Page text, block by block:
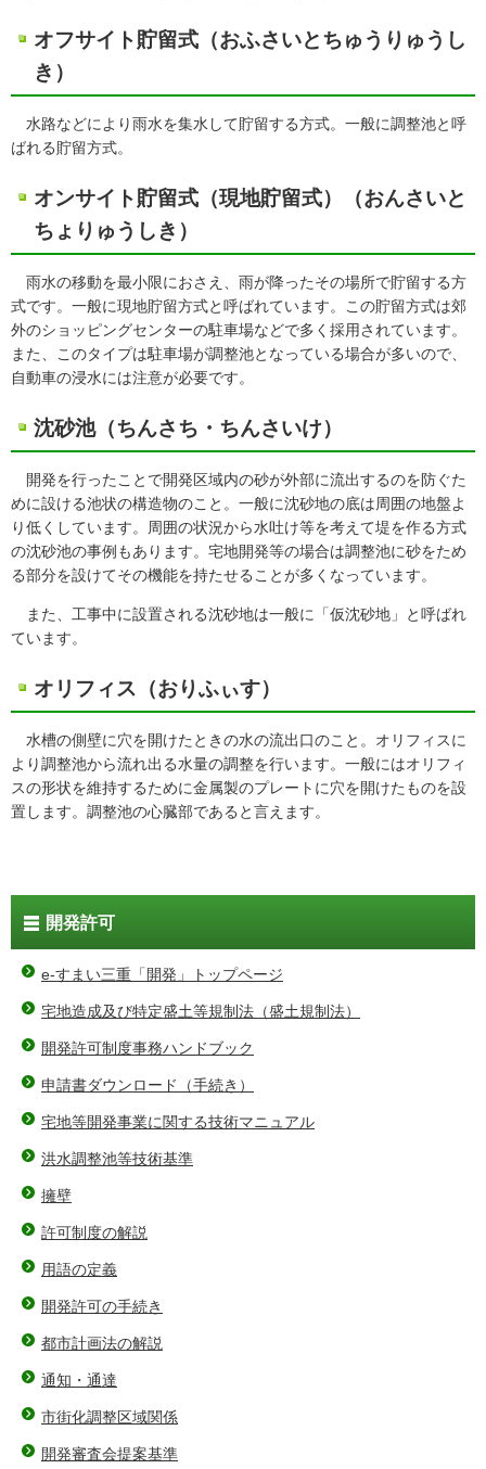
オフサイト貯留式（おふさいとちゅうりゅうし
き）
水路などにより雨水を集水して貯留する方式。一般に調整池と呼
ばれる貯留方式。
オンサイト貯留式（現地貯留式）（おんさいと
ちょりゅうしき）
雨水の移動を最小限におさえ、雨が降ったその場所で貯留する方
式です。一般に現地貯留方式と呼ばれています。この貯留方式は郊
外のショッピングセンターの駐車場などで多く採用されています。
また、このタイプは駐車場が調整池となっている場合が多いので、
自動車の浸水には注意が必要です。
沈砂池（ちんさち・ちんさいけ）
開発を行ったことで開発区域内の砂が外部に流出するのを防ぐた
めに設ける池状の構造物のこと。一般に沈砂地の底は周囲の地盤よ
り低くしています。周囲の状況から水吐け等を考えて堤を作る方式
の沈砂池の事例もあります。宅地開発等の場合は調整池に砂をため
る部分を設けてその機能を持たせることが多くなっています。
また、工事中に設置される沈砂地は一般に「仮沈砂地」と呼ばれ
ています。
オリフィス（おりふぃす）
水槽の側壁に穴を開けたときの水の流出口のこと。オリフィスに
より調整池から流れ出る水量の調整を行います。一般にはオリフィ
スの形状を維持するために金属製のプレートに穴を開けたものを設
置します。調整池の心臓部であると言えます。
開発許可
e-すまい三重「開発」トップページ
宅地造成及び特定盛土等規制法（盛土規制法）
開発許可制度事務ハンドブック
申請書ダウンロード（手続き）
宅地等開発事業に関する技術マニュアル
洪水調整池等技術基準
擁壁
許可制度の解説
用語の定義
開発許可の手続き
都市計画法の解説
通知・通達
市街化調整区域関係
開発審査会提案基準